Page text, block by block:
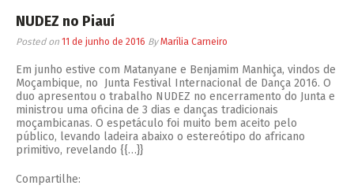
NUDEZ no Piauí
Posted on 11 de junho de 2016 ByMarília Carneiro
Em junho estive com Matanyane e Benjamim Manhiça, vindos de
Moçambique, no Junta Festival Internacional de Dança 2016. O
duo apresentou o trabalho NUDEZ no encerramento do Junta e
ministrou uma oficina de 3 dias e danças tradicionais
moçambicanas. O espetáculo foi muito bem aceito pelo
público, levando ladeira abaixo o estereótipo do africano
primitivo, revelando {{…}}
Compartilhe: